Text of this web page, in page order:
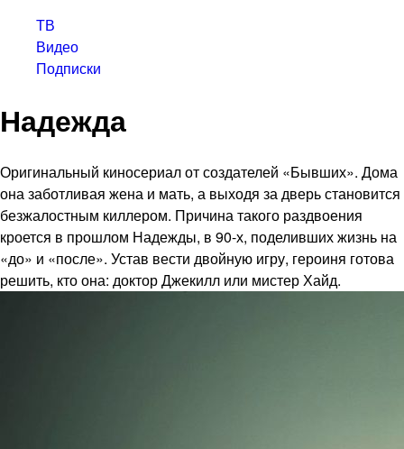
ТВ
Видео
Подписки
Надежда
Оригинальный киносериал от создателей «Бывших». Дома
она заботливая жена и мать, а выходя за дверь становится
безжалостным киллером. Причина такого раздвоения
кроется в прошлом Надежды, в 90-х, поделивших жизнь на
«до» и «после». Устав вести двойную игру, героиня готова
решить, кто она: доктор Джекилл или мистер Хайд.